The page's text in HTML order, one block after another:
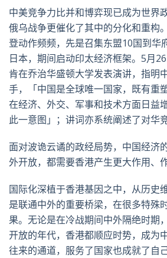
中美竞争力比并和博弈现已成为世界
俄乌战争更催化了其中的分化和重构
登动作频频，先是召集东盟10国到华
日本，期间启动印太经济框架。5月
肯在乔治华盛顿大学发表演讲，指明
手，「中国是全球唯一国家，既有重
在经济、外交、军事和技术方面日益
此一意图」；讲词亦系统阐述了对华
面对波诡云谲的政经局势，中国经济
外开放，都需要香港产生更大作用、
国际化深植于香港基因之中，从历史
是联通中外的重要桥梁，在很多特殊
果。无论是在冷战期间中外隔绝时期
开放的年代，香港都顺应时势，成为
往来的通道，服务了国家也成就了自